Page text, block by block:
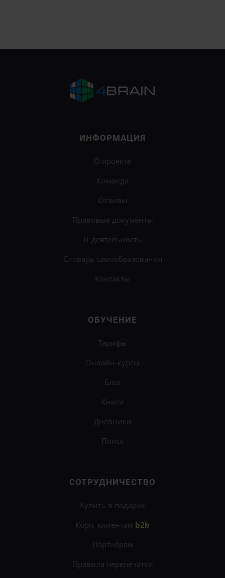
Развивайте мышление, память, логику и
«Когнитивистика»
ИНФОРМАЦИЯ
О проекте
Команда
Отзывы
Правовые документы
IT деятельность
Словарь самообразования
Контакты
ОБУЧЕНИЕ
Тарифы
Онлайн-курсы
Блог
Книги
Дневники
Поиск
СОТРУДНИЧЕСТВО
Купить в подарок
Корп. клиентам b2b
Партнёрам
Правила перепечатки